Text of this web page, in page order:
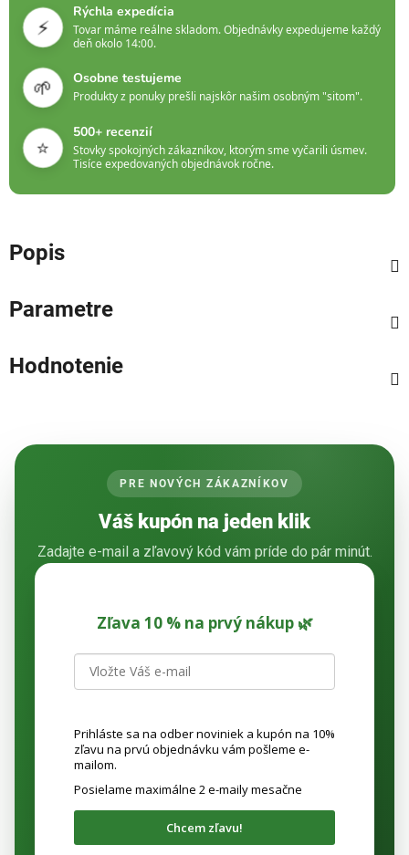
⚡
Rýchla expedícia
Tovar máme reálne skladom. Objednávky expedujeme každý
deň okolo 14:00.
🌱 Osobne testujeme
Produkty z ponuky prešli najskôr našim osobným "sitom".
⭐
500+ recenzií
Stovky spokojných zákazníkov, ktorým sme vyčarili úsmev.
Tisíce expedovaných objednávok ročne.
Popis
Parametre
Hodnotenie
PRE NOVÝCH ZÁKAZNÍKOV
Váš kupón na jeden klik
Zadajte e-mail a zľavový kód vám príde do pár minút.
Zľava 10 % na prvý nákup 🌿
Prihláste sa na odber noviniek a kupón na 10%
zľavu na prvú objednávku vám pošleme e-
mailom.
Posielame maximálne 2 e-maily mesačne
Chcem zľavu!